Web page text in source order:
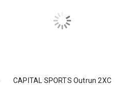
CAPITAL SPORTS Outrun 2XC